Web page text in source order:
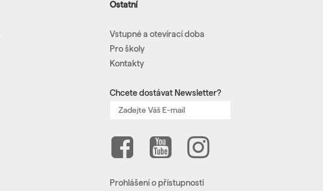
Ostatní
Vstupné a otevírací doba
Pro školy
Kontakty
Chcete dostávat Newsletter?
Prohlášení o přístupnosti